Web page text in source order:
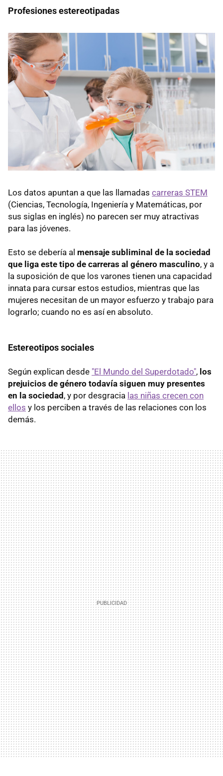
Profesiones estereotipadas
Los datos apuntan a que las llamadas carreras STEM
(Ciencias, Tecnología, Ingeniería y Matemáticas, por
sus siglas en inglés) no parecen ser muy atractivas
para las jóvenes.
Esto se debería al mensaje subliminal de la sociedad
que liga este tipo de carreras al género masculino, y a
la suposición de que los varones tienen una capacidad
innata para cursar estos estudios, mientras que las
mujeres necesitan de un mayor esfuerzo y trabajo para
lograrlo; cuando no es así en absoluto.
Estereotipos sociales
Según explican desde "El Mundo del Superdotado", los
prejuicios de género todavía siguen muy presentes
en la sociedad , y por desgracia las niñas crecen con
ellos y los perciben a través de las relaciones con los
demás.